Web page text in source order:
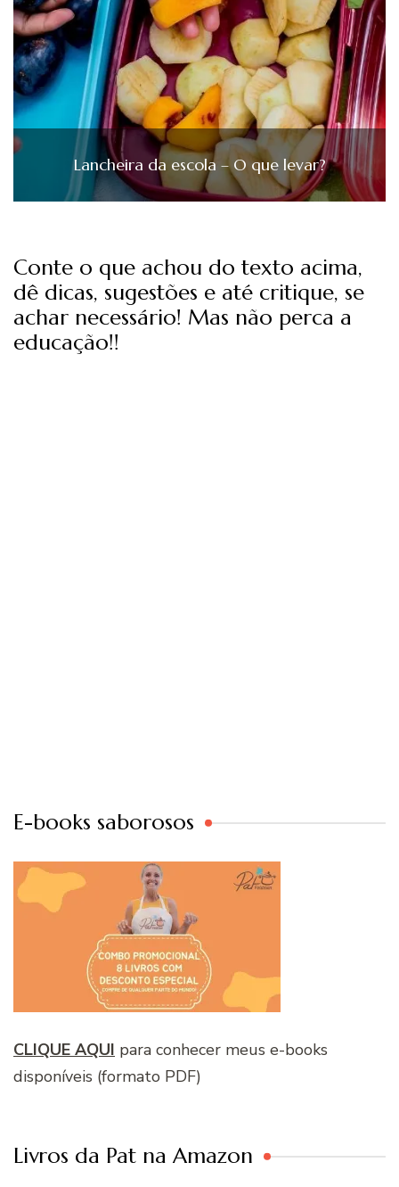
Lancheira da escola – O que levar?
Conte o que achou do texto acima,
dê dicas, sugestões e até critique, se
achar necessário! Mas não perca a
educação!!
E-books saborosos
CLIQUE AQUI para conhecer meus e-books
disponíveis (formato PDF)
Livros da Pat na Amazon